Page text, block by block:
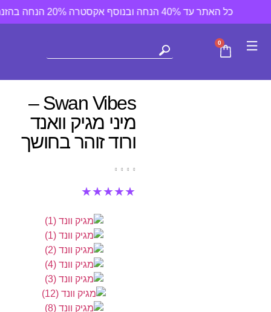
כל האתר עד 40% הנחה ובנוסף אקסטרה 20% הנחה בהזנת קוד קופן off20 במעמד הקניה ✪ משלוח חינם ברכישה מעל 300 ₪
0
Swan Vibes –
מיני מגיק וואנד
ורוד זוהר בחושך
★
★
★
★
★